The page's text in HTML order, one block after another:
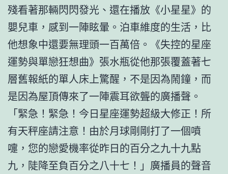
殘看著那輛閃閃發光、還在播放《小星星》的
嬰兒車，感到一陣眩暈。泊車維度的生活，比
他想象中還要無理頭一百萬倍。《失控的星座
運勢與單戀狂想曲》張水瓶從他那張覆蓋著七
層舊報紙的單人床上驚醒，不是因為鬧鐘，而
是因為屋頂傳來了一陣震耳欲聾的廣播聲。
「緊急！緊急！今日星座運勢超級大修正！所
有天秤座請注意！由於月球剛剛打了一個噴
嚏，您的戀愛機率從昨日的百分之九十九點
九，陡降至負百分之八十七！」廣播員的聲音